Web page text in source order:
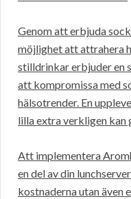
Genom att erbjuda
möjlighet att attrahera
stilldrinkar erbjuder en
att kompromissa med
hälsotrender. En
lilla extra verkligen kan
Att implementera
en del av din
kostnaderna utan